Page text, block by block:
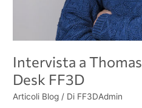
Intervista a
Desk FF3D
Articoli Blog / Di FF3DAdmin